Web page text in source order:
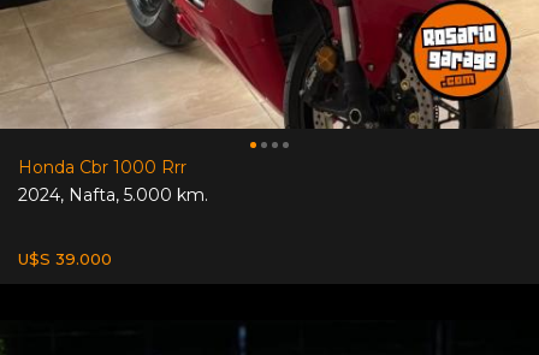
Honda Cbr 1000 Rrr
2024, Nafta, 5.000 km.
U$S 39.000